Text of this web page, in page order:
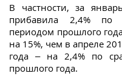
В частности, за
прибавила 2,4% по
периодом прошлого
на 15%, чем в апреле
года – на 2,4% по
прошлого года.